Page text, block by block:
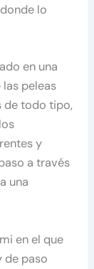
lo
en una
peleas
de todo tipo,
y
a través
una
en el que
de paso